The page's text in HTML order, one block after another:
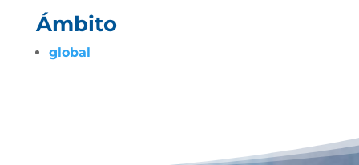
Ámbito
global